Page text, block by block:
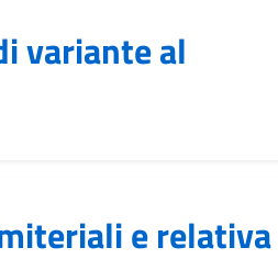
variante al
e relativa